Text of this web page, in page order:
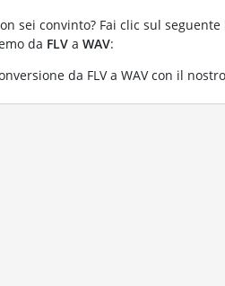
sei convinto? Fai clic sul
da FLV a WAV:
da FLV a WAV con il